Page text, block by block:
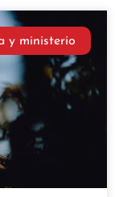
y ministerio